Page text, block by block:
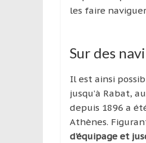
les faire
Sur des
Il est ainsi
jusqu’à Rabat,
depuis 1896 a
Athènes.
d’équipage et